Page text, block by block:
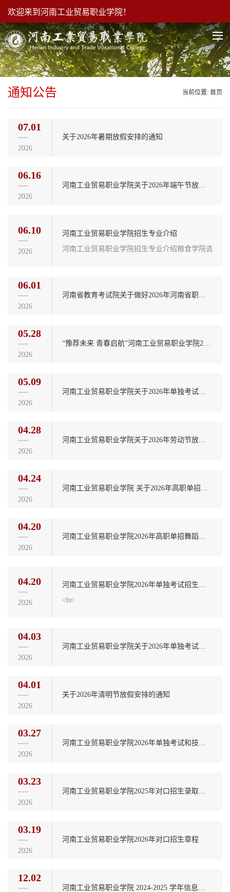
欢迎来到河南工业贸易职业学院！
通知公告 当前位置: 首页
07.01
2026
关于2026年暑期放假安排的通知
06.16
2026
河南工业贸易职业学院关于2026年端午节放假安排的通知
06.10
2026
河南工业贸易职业学院招生专业介绍
河南工业贸易职业学院招生专业介绍粮食学院咨询电
06.01
2026
河南省教育考试院关于做好2026年河南省职业教育贯通人才培养招生录取工作的通知
05.28
2026
“豫荐未来 青春启航”河南工业贸易职业学院2026年校园双选会邀请函
05.09
2026
河南工业贸易职业学院关于2026年单独考试招生的严正声明
04.28
2026
河南工业贸易职业学院关于2026年劳动节放假安排的通知
04.24
2026
河南工业贸易职业学院 关于2026年高职单招考生打印准考证的公告
04.20
2026
河南工业贸易职业学院2026年高职单招舞蹈表演考生、音乐表演考生、舞蹈表演类和音...
04.20
2026
河南工业贸易职业学院2026年单独考试招生专业代号及专业代码
<br/
04.03
2026
河南工业贸易职业学院关于2026年单独考试招生的严正声明
04.01
2026
关于2026年清明节放假安排的通知
03.27
2026
河南工业贸易职业学院2026年单独考试和技能拔尖人才免试入学招生章程
03.23
2026
河南工业贸易职业学院2025年对口招生录取分数
03.19
2026
河南工业贸易职业学院2026年对口招生章程
12.02
河南工业贸易职业学院 2024-2025 学年信息公开年度报告